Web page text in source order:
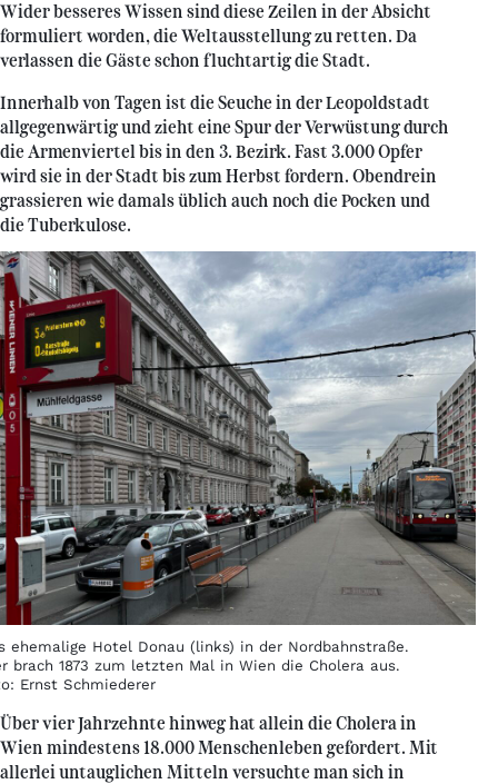
Wider besseres Wissen sind diese Zeilen in der Absicht
formuliert worden, die Weltausstellung zu retten. Da
verlassen die Gäste schon fluchtartig die Stadt.
Innerhalb von Tagen ist die Seuche in der Leopoldstadt
allgegenwärtig und zieht eine Spur der Verwüstung durch
die Armenviertel bis in den 3. Bezirk. Fast 3.000 Opfer
wird sie in der Stadt bis zum Herbst fordern. Obendrein
grassieren wie damals üblich auch noch die Pocken und
die Tuberkulose.
ehemalige Hotel Donau (links) in der Nordbahnstraße.
brach 1873 zum letzten Mal in Wien die Cholera aus.
Ernst Schmiederer
Über vier Jahrzehnte hinweg hat allein die Cholera in
Wien mindestens 18.000 Menschenleben gefordert. Mit
allerlei untauglichen Mitteln versuchte man sich in